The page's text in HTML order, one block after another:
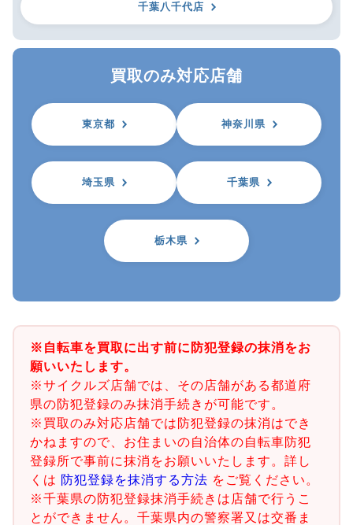
千葉八千代店
買取のみ対応店舗
東京都 神奈川県
埼玉県 千葉県
栃木県
※自転車を買取に出す前に防犯登録の抹消をお
願いいたします。
※サイクルズ店舗では、その店舗がある都道府
県の防犯登録のみ抹消手続きが可能です。
※買取のみ対応店舗では防犯登録の抹消はでき
かねますので、お住まいの自治体の自転車防犯
登録所で事前に抹消をお願いいたします。詳し
くは 防犯登録を抹消する方法 をご覧ください。
※千葉県の防犯登録抹消手続きは店舗で行うこ
とができません。千葉県内の警察署又は交番ま